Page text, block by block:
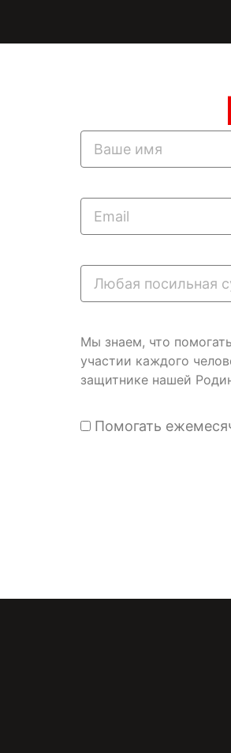
Мы знаем, что
участии каждого
защитнике нашей
Помогать